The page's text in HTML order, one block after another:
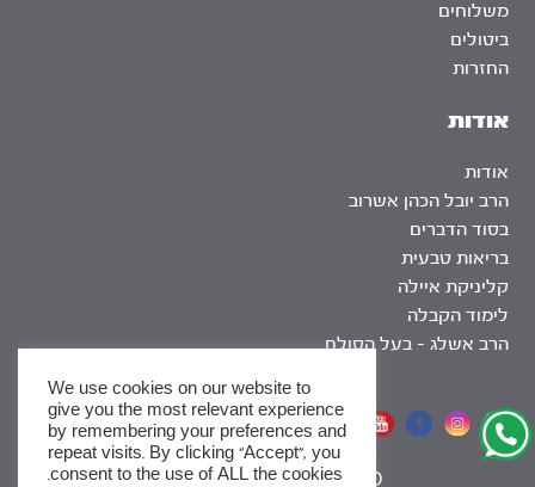
אודות
אודות
הרב יובל הכהן אשרוב
בסוד הדברים
בריאות טבעית
קליניקת איילה
לימוד הקבלה
הרב אשלג – בעל הסולם
משלוחים
ביטולים
החזרות
אתר שומר שבת
SEO
|
We use cookies on our website to
give you the most relevant experience
by remembering your preferences and
repeat visits. By clicking “Accept”, you
consent to the use of ALL the cookies.